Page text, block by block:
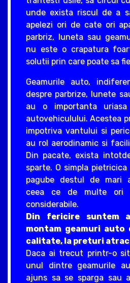
unde exista riscul de a
apelezi ori de cate ori
parbriz, luneta sau
nu este o crapatura
solutii prin care poate sa
Geamurile auto,
despre parbrize, lunete
au o importanta
autovehiculului. Acestea
impotriva vantului si
au rol aerodinamic si
Din pacate, exista
sparte. O simpla
pagube destul de mari
ceea ce de multe ori
considerabile.
Din fericire suntem
montam geamuri auto
calitate, la preturi
Daca ai trecut printr-o
unul dintre geamurile
ajuns sa se sparga sau